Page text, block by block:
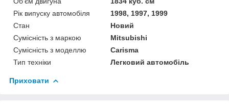
Рік випуску автомобіля
1998, 1997, 1999
Стан
Новий
Сумісність з маркою
Mitsubishi
Сумісність з моделлю
Carisma
Тип техніки
Легковий автомобіль
Приховати